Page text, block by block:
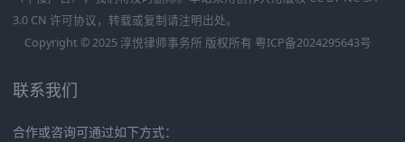
3.0 CN 许可协议，转载或复制请注明出处。
Copyright © 2025 淳悦律师事务所 版权所有 粤ICP备2024295643号
联系我们
合作或咨询可通过如下方式：